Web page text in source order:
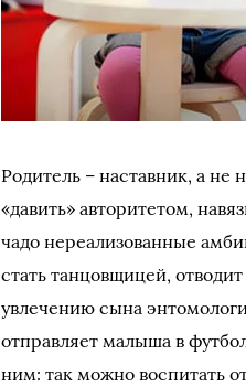
Родитель – наставник, а не
«давить» авторитетом,
чадо нереализованные
стать танцовщицей,
увлечению сына
отправляет малыша в
ним: так можно воспитать